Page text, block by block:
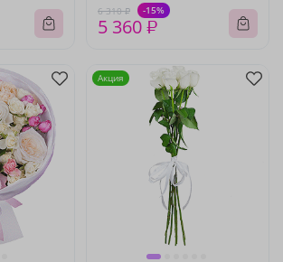
6 310 ₽ -15%
5 360 ₽
Акция